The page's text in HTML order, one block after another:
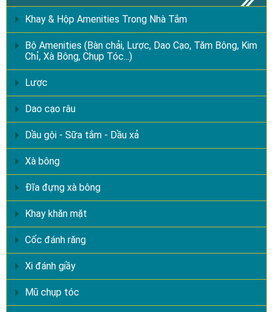
Khay & Hộp Amenities Trong Nhà Tắm
Bộ Amenities (Bàn chải, Lược, Dao Cạo, Tăm Bông, Kim
Chỉ, Xà Bông, Chụp Tóc...)
Lược
Dao cạo râu
Dầu gội - Sữa tắm - Dầu xả
Xà bông
Đĩa đựng xà bông
Khay khăn mặt
Cốc đánh răng
Xi đánh giầy
Mũ chụp tóc